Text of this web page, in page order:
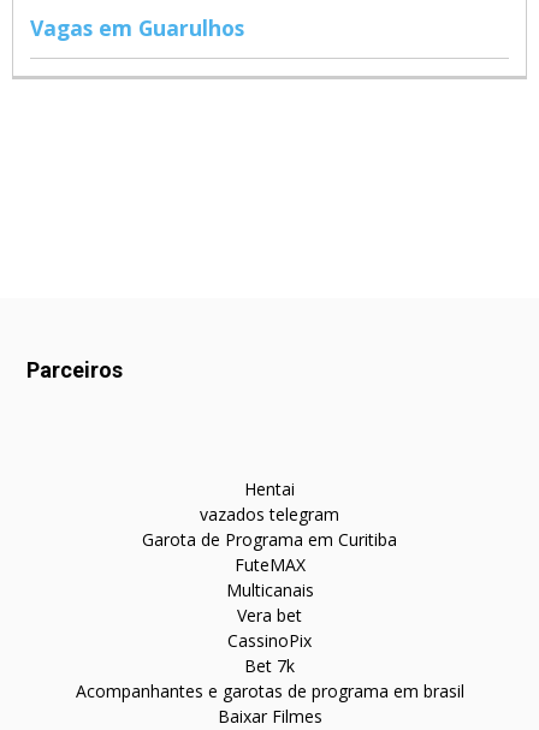
Vagas em Guarulhos
Parceiros
Hentai
vazados telegram
Garota de Programa em Curitiba
FuteMAX
Multicanais
Vera bet
CassinoPix
Bet 7k
Acompanhantes e garotas de programa em brasil
Baixar Filmes